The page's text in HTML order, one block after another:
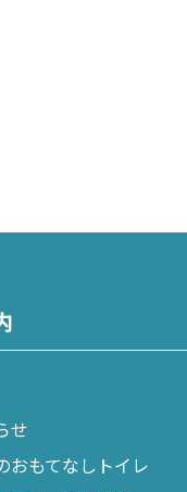
せ
おもてなしトイレ